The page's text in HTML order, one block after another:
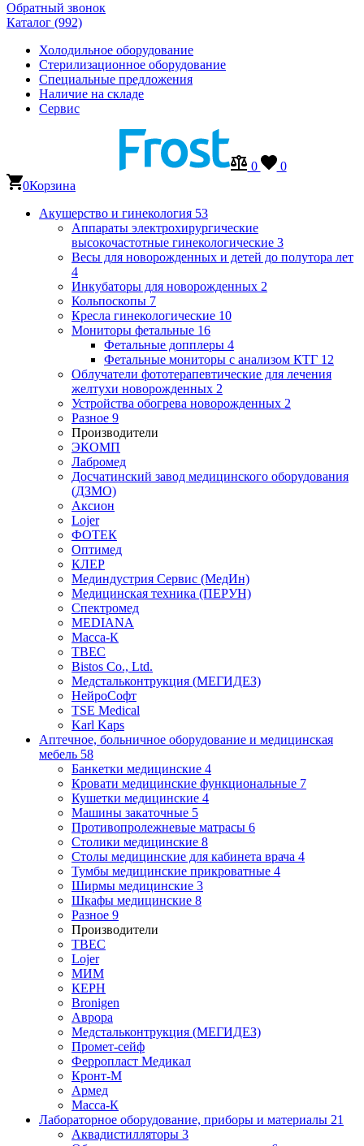
Обратный звонок
Каталог (992)
Холодильное оборудование
Стерилизационное оборудование
Специальные предложения
Наличие на складе
Сервис
0
0
0Корзина
Акушерство и гинекология 53
Аппараты электрохирургические
высокочастотные гинекологические 3
Весы для новорожденных и детей до полутора лет
4
Инкубаторы для новорожденных 2
Кольпоскопы 7
Кресла гинекологические 10
Мониторы фетальные 16
Фетальные допплеры 4
Фетальные мониторы с анализом КТГ 12
Облучатели фототерапевтические для лечения
желтухи новорожденных 2
Устройства обогрева новорожденных 2
Разное 9
Производители
ЭКОМП
Лабромед
Досчатинский завод медицинского оборудования
(ДЗМО)
Аксион
Lojer
ФОТЕК
Оптимед
КЛЕР
Мединдустрия Сервис (МедИн)
Медицинская техника (ПЕРУН)
Спектромед
MEDIANA
Масса-К
ТВЕС
Bistos Co., Ltd.
Медстальконтрукция (МЕГИДЕЗ)
НейроСофт
TSE Medical
Karl Kaps
Аптечное, больничное оборудование и медицинская
мебель 58
Банкетки медицинские 4
Кровати медицинские функциональные 7
Кушетки медицинские 4
Машины закаточные 5
Противопролежневые матрасы 6
Столики медицинские 8
Столы медицинские для кабинета врача 4
Тумбы медицинские прикроватные 4
Ширмы медицинские 3
Шкафы медицинские 8
Разное 9
Производители
ТВЕС
Lojer
МИМ
КЕРН
Bronigen
Аврора
Медстальконтрукция (МЕГИДЕЗ)
Промет-сейф
Ферропласт Медикал
Кронт-М
Армед
Масса-К
Лабораторное оборудование, приборы и материалы 21
Аквадистилляторы 3